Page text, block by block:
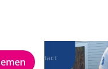
Contact